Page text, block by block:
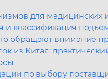
для медицинских
и классификация
обращают внимание
из Китая:
по выбору